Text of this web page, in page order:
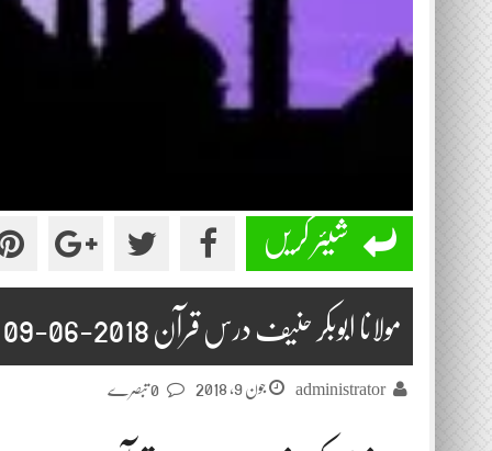
شیئر کریں
مولانا ابوبکر حنیف درس قرآن 2018-06-09
administrator جون 9, 2018